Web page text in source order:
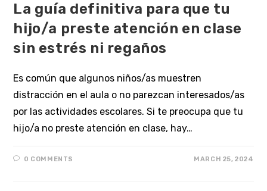
La guía definitiva para que tu
hijo/a preste atención en clase
sin estrés ni regaños
Es común que algunos niños/as muestren
distracción en el aula o no parezcan interesados/as
por las actividades escolares. Si te preocupa que tu
hijo/a no preste atención en clase, hay…
0 COMMENTS MARCH 25, 2024